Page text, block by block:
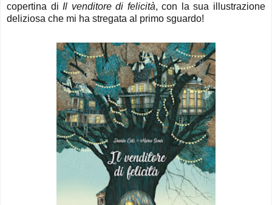
copertina di Il venditore di felicità, con la sua illustrazione
deliziosa che mi ha stregata al primo sguardo!